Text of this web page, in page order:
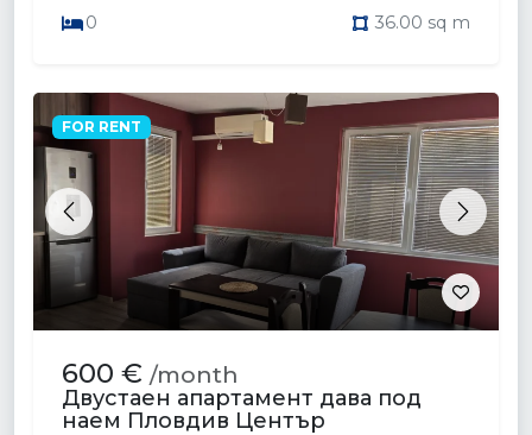
0 36.00 sq m
Previous Next
FOR RENT
600 € /month
Двустаен апартамент дава под
наем Пловдив Център